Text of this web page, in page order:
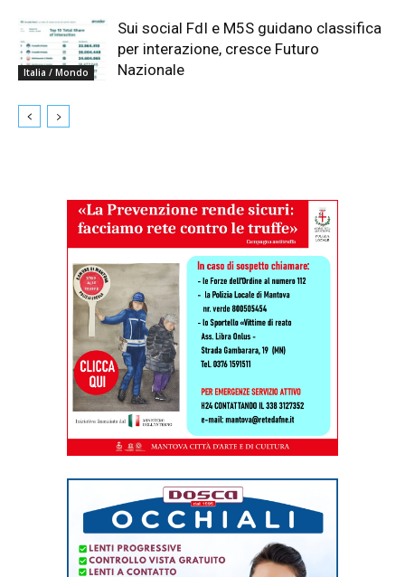
Italia / Mondo
Sui social FdI e M5S guidano classifica
per interazione, cresce Futuro
Nazionale